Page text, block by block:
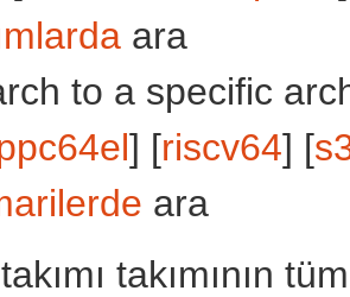
ara
to a specific
] [riscv64] [
ara
takımı takımının